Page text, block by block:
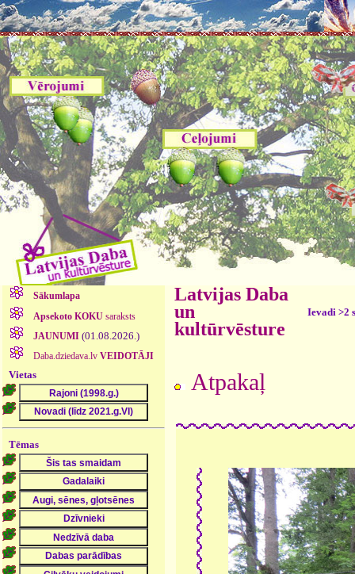
Sākumlapa
Apsekoto KOKUsaraksts
JAUNUMI (01.08.2026.)
Daba.dziedava.lv VEIDOTĀJI
Vietas
Tēmas
Latvijas Daba
un
kultūrvēsture
Ievadi >2
Atpakaļ